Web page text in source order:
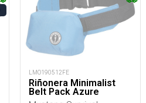
LMO190512FE
Riñonera Minimalist
Belt Pack Azure